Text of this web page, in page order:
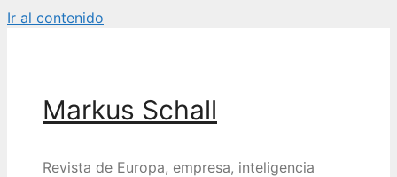
Ir al contenido
Markus Schall
Revista de Europa, empresa, inteligencia